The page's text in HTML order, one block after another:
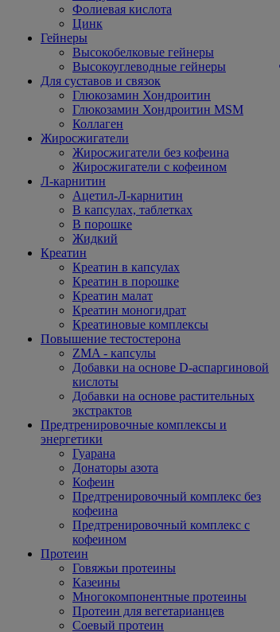
Фолиевая кислота
Цинк
Гейнеры
Высокобелковые гейнеры
Высокоуглеводные гейнеры
Для суставов и связок
Глюкозамин Хондроитин
Глюкозамин Хондроитин MSM
Коллаген
Жиросжигатели
Жиросжигатели без кофеина
Жиросжигатели с кофеином
Л-карнитин
Ацетил-Л-карнитин
В капсулах, таблетках
В порошке
Жидкий
Креатин
Креатин в капсулах
Креатин в порошке
Креатин малат
Креатин моногидрат
Креатиновые комплексы
Повышение тестостерона
ZMA - капсулы
Добавки на основе D-аспаргиновой
кислоты
Добавки на основе растительных
экстрактов
Предтренировочные комплексы и
энергетики
Гуарана
Донаторы азота
Кофеин
Предтренировочный комплекс без
кофеина
Предтренировочный комплекс с
кофеином
Протеин
Говяжьи протеины
Казеины
Многокомпонентные протеины
Протеин для вегетарианцев
Соевый протеин